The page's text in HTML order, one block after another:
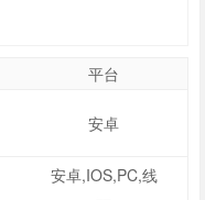
平台
安卓
安卓,IOS,PC,线